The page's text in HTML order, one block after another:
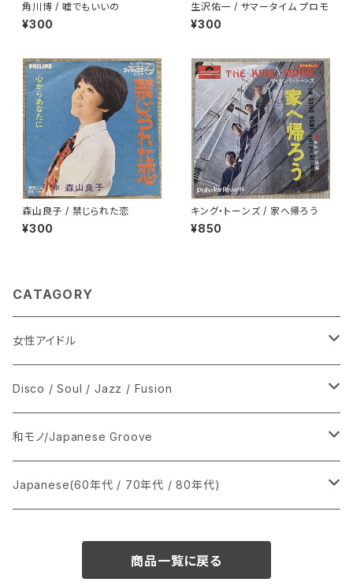
角川博 / 嘘でもいいの
¥300
生沢佑一 / サマータイム プロモ
¥300
森山良子 / 禁じられた恋
¥300
キング・トーンズ / 家へ帰ろう
¥850
CATAGORY
女性アイドル
シングル盤
あ行
か行
LP
CD
Disco / Soul / Jazz / Fusion
シングル盤
A
12インチ・シングル
和モノ/Japanese Groove
シングル盤
Japanese(60年代 / 70年代 / 80年代)
商品一覧に戻る